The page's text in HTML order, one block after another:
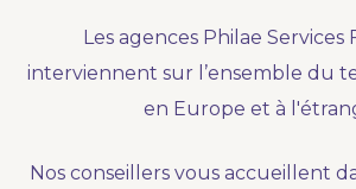
Optez pour la prévoyance
Vous souhaitez anticiper vos
vos proches pour l'organisation de
Les agences Philae Services
interviennent sur l’ensemble du
en Europe et à
Nos conseillers vous accueillent